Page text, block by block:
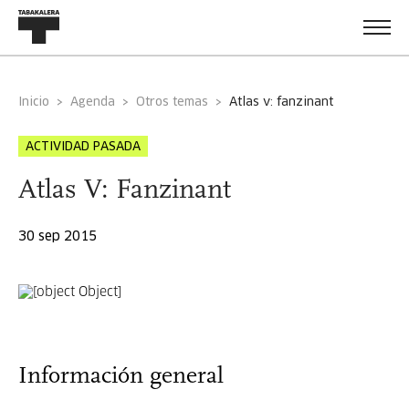
Inicio Agenda Otros temas atlas v: fanzinant
ACTIVIDAD PASADA
Atlas V: Fanzinant
30 sep 2015
Información general